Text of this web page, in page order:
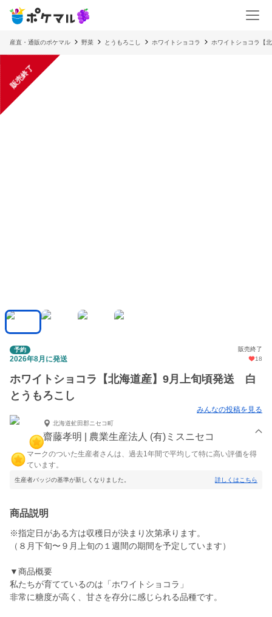
産直・通販のポケマル 野菜 とうもろこし ホワイトショコラ ホワイトショコラ【
販売終了
予約 販売終了
2026年8月に発送 18
ホワイトショコラ【北海道産】9月上旬頃発送 白
とうもろこし
みんなの投稿を見る
北海道虻田郡ニセコ町
齋藤孝明 | 農業生産法人 (有)ミスニセコ
マークのついた生産者さんは、過去1年間で平均して特に高い評価を得
ています。
生産者バッジの基準が新しくなりました。 詳しくはこちら
商品説明
※指定日がある方は収穫日が決まり次第承ります。
（８月下旬〜９月上旬の１週間の期間を予定しています）
▼商品概要
私たちが育てているのは「ホワイトショコラ」
非常に糖度が高く、甘さを存分に感じられる品種です。